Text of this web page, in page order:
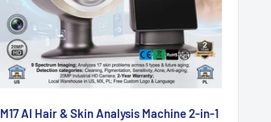
M17 AI Hair & Skin Analysis Machine 2-in-1